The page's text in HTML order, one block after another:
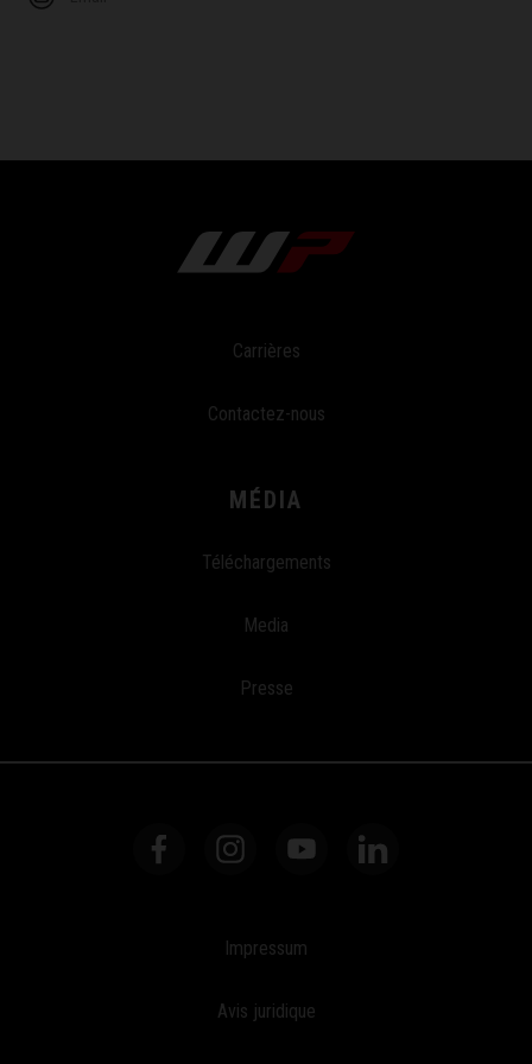
Carrières
Contactez-nous
MÉDIA
Téléchargements
Media
Presse
Impressum
Avis juridique